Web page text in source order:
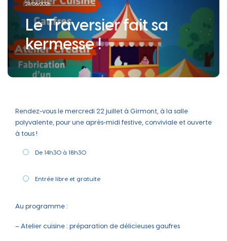
24/06/2026
Le Traversier fait sa
kermesse !
Rendez-vous le mercredi 22 juillet à Girmont, à la salle
polyvalente, pour une après-midi festive, conviviale et ouverte
à tous !
De 14h30 à 18h30
Entrée libre et gratuite
Au programme :
– Atelier cuisine : préparation de délicieuses gaufres